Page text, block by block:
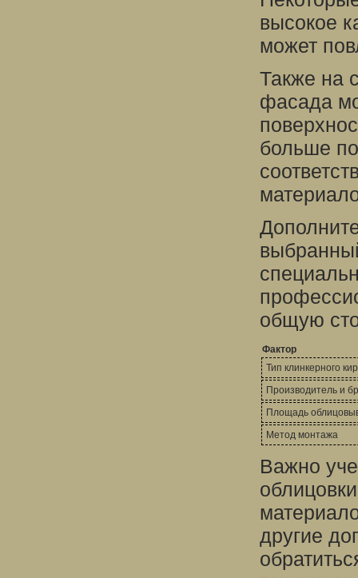
высокое
может
Также на
фасада
больше
общую
Фактор
Тип клинкерного
Производитель и
Площадь
Метод монтажа
Важно
другие